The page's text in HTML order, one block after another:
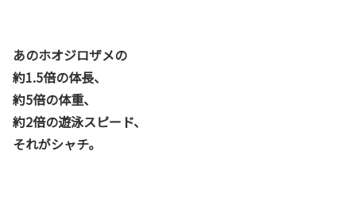
あのホオジロザメの
約1.5倍の体長、
約5倍の体重、
約2倍の遊泳スピード、
それがシャチ。